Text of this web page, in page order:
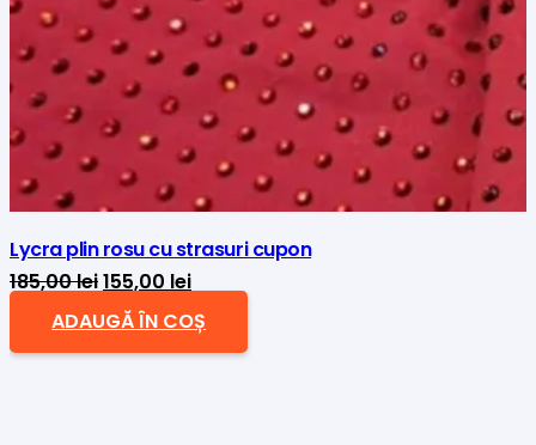
Lycra plin rosu cu strasuri cupon
185,00leiPrețul
inițial
a
155,00 leiPrețul
curent
este:
ADAUGĂ ÎN COȘ